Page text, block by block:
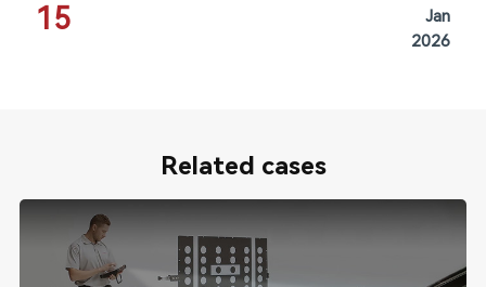
15
Jan
2026
Related cases